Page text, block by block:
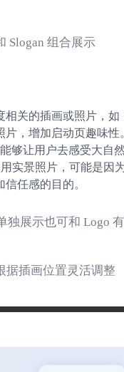
Slogan 组合展示
关的插画或照片，
，增加启动页趣味性。
能够让用户去感受大自
实景照片，可能是因
任感的目的。
展示也可和 Logo
据插画位置灵活调整